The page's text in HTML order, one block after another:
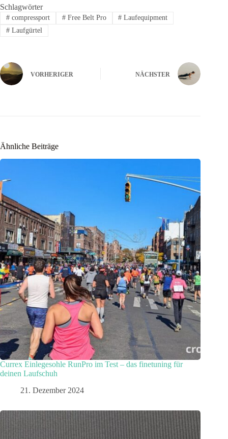
Schlagwörter
#compressport #Free Belt Pro # Laufequipment
#Laufgürtel
VORHERIGER NÄCHSTER
Ähnliche Beiträge
Currex Einlegesohle RunPro im Test – das finetuning für
deinen Laufschuh
21. Dezember 2024